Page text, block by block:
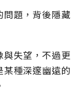
題，背後隱藏
失望，不過更
種深邃幽遠的